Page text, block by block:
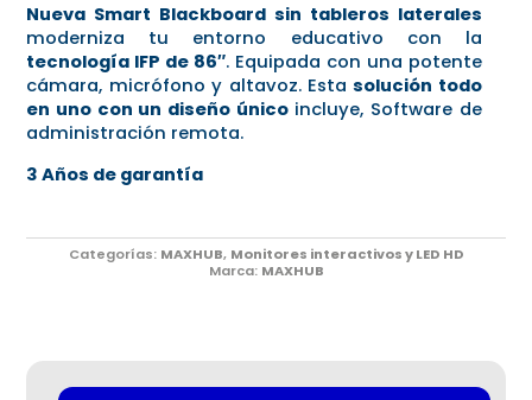
Nueva Smart Blackboard sin tableros laterales
moderniza tu entorno educativo con la
tecnología IFP de 86″. Equipada con una potente
cámara, micrófono y altavoz. Estasolución todo
en uno con un diseño únicoincluye, Software de
administración remota.
3 Años de garantía
Categorías: MAXHUB, Monitores interactivos y LED HD
Marca: MAXHUB